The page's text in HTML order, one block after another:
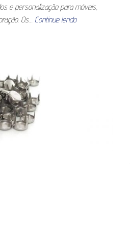
e personalização para móveis,
Os… Continue lendo